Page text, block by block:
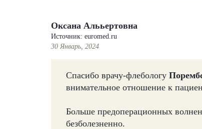
Оксана Алььертовна
Источник: euromed.ru
30 Январь, 2024
Спасибо врачу-флебологу
внимательное отношение к
Больше предоперационных
безболезненно.